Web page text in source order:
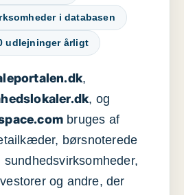
i databasen
udlejninger årligt
,
, og
bruges af
børsnoterede
sundhedsvirksomheder,
og andre, der